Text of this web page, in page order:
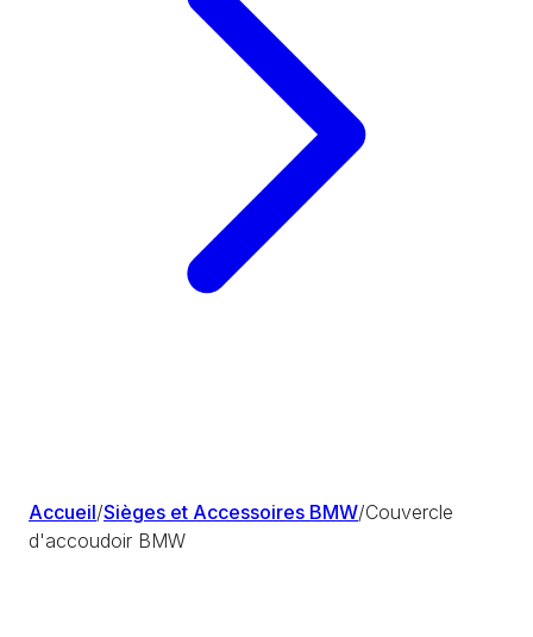
Accueil/Sièges et Accessoires BMW/Couvercle
d'accoudoir BMW